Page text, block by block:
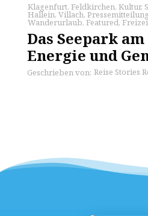
Klagenfurt, Feldkirchen, Kultur,
Hallein, Villach, Pressemitteilung
Wanderurlaub, Featured,
Das Seepark
Energie und
Geschrieben von: Reise Stories